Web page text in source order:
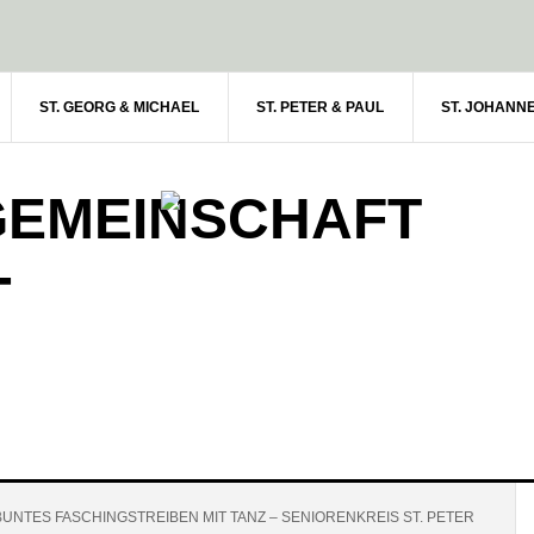
ST. GEORG & MICHAEL ST. PETER & PAUL ST.
FASCHINGSTREIBEN MIT TANZ – SENIORENKREIS ST. PETER